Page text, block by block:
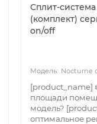
Cплит-
(комплект)
on/off
Nocturne
[product_name]
площади
модель?
оптимальное